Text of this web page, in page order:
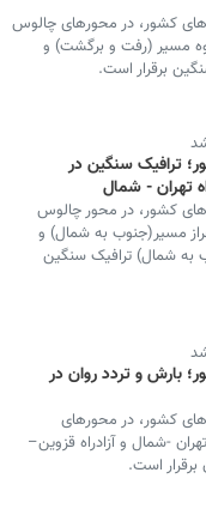
کشور، در محورهای چالوس
مسیر (رفت و برگشت) و
برقرار است.
ترافیک سنگین در
تهران - شمال
کشور، در محور چالوس
مسیر(جنوب به شمال) و
به شمال) ترافیک سنگین
بارش و تردد روان در
کشور، در محورهای
-شمال و آزادراه قزوین–
است.